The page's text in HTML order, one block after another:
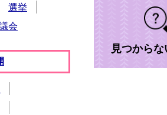
選挙
会
見つから